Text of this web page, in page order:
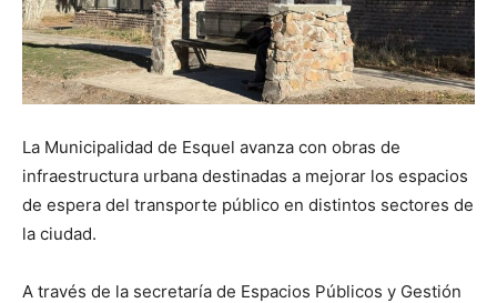
La Municipalidad de Esquel avanza con obras de
infraestructura urbana destinadas a mejorar los espacios
de espera del transporte público en distintos sectores de
la ciudad.
A través de la secretaría de Espacios Públicos y Gestión